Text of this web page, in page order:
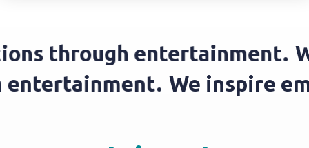
through entertainment.
entertainment. We inspire